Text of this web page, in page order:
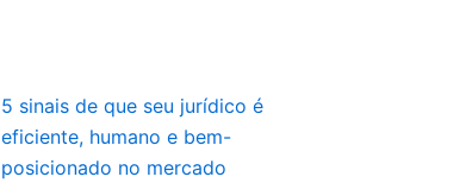
5 sinais de que seu jurídico é
eficiente, humano e bem-
posicionado no mercado